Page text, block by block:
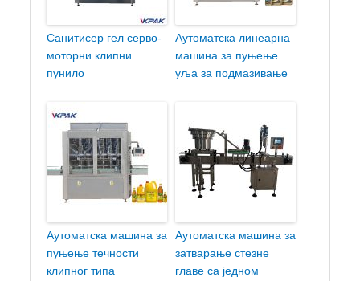
Санитисер гел серво-
моторни клипни
пунило
Аутоматска линеарна
машина за пуњење
уља за подмазивање
Аутоматска машина за
пуњење течности
клипног типа
Аутоматска машина за
затварање стезне
главе са једном